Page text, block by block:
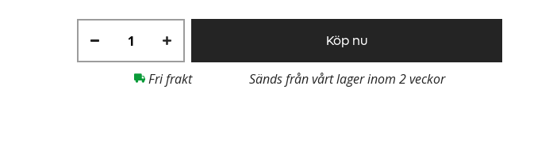
Köp nu
Fri frakt Sänds från vårt lager inom 2 veckor